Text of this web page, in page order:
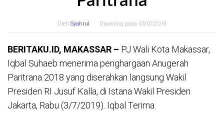
Oleh Syahrul Diposting pada 03/07/2019
BERITAKU.ID, MAKASSAR – PJ Wali Kota Makassar,
Iqbal Suhaeb menerima penghargaan Anugerah
Paritrana 2018 yang diserahkan langsung Wakil
Presiden RI Jusuf Kalla, di Istana Wakil Presiden
Jakarta, Rabu (3/7/2019). Iqbal Terima.